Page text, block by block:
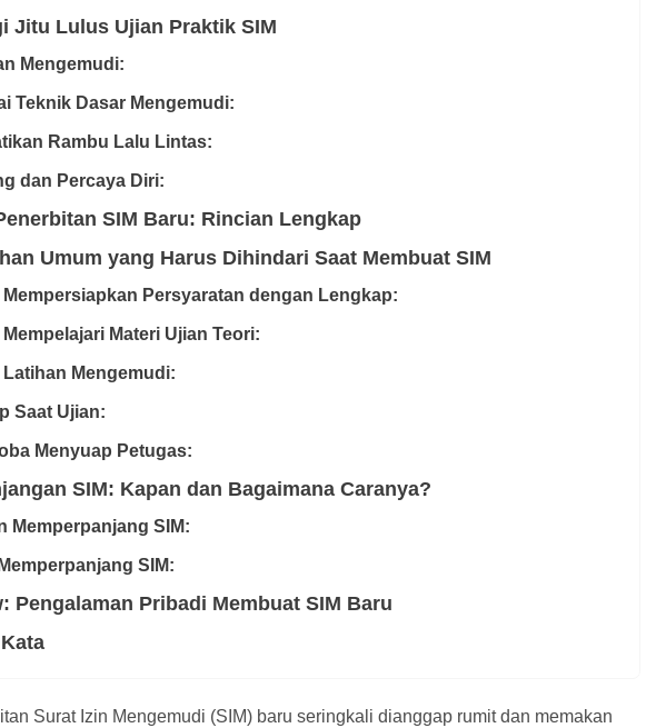
Jitu Lulus Ujian Praktik SIM
Mengemudi:
Teknik Dasar Mengemudi:
Rambu Lalu Lintas:
dan Percaya Diri:
SIM Baru: Rincian Lengkap
Umum yang Harus Dihindari Saat Membuat SIM
Mempersiapkan Persyaratan dengan Lengkap:
Materi Ujian Teori:
Latihan Mengemudi:
Saat Ujian:
Menyuap Petugas:
SIM: Kapan dan Bagaimana Caranya?
Memperpanjang SIM:
SIM:
Pengalaman Pribadi Membuat SIM Baru
Surat Izin Mengemudi (SIM) baru seringkali dianggap rumit dan memakan